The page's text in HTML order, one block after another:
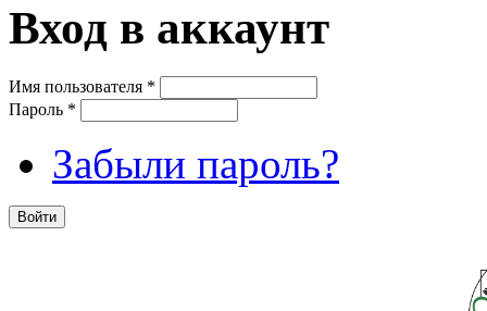
Вход в аккаунт
Имя пользователя *
Пароль *
Забыли пароль?